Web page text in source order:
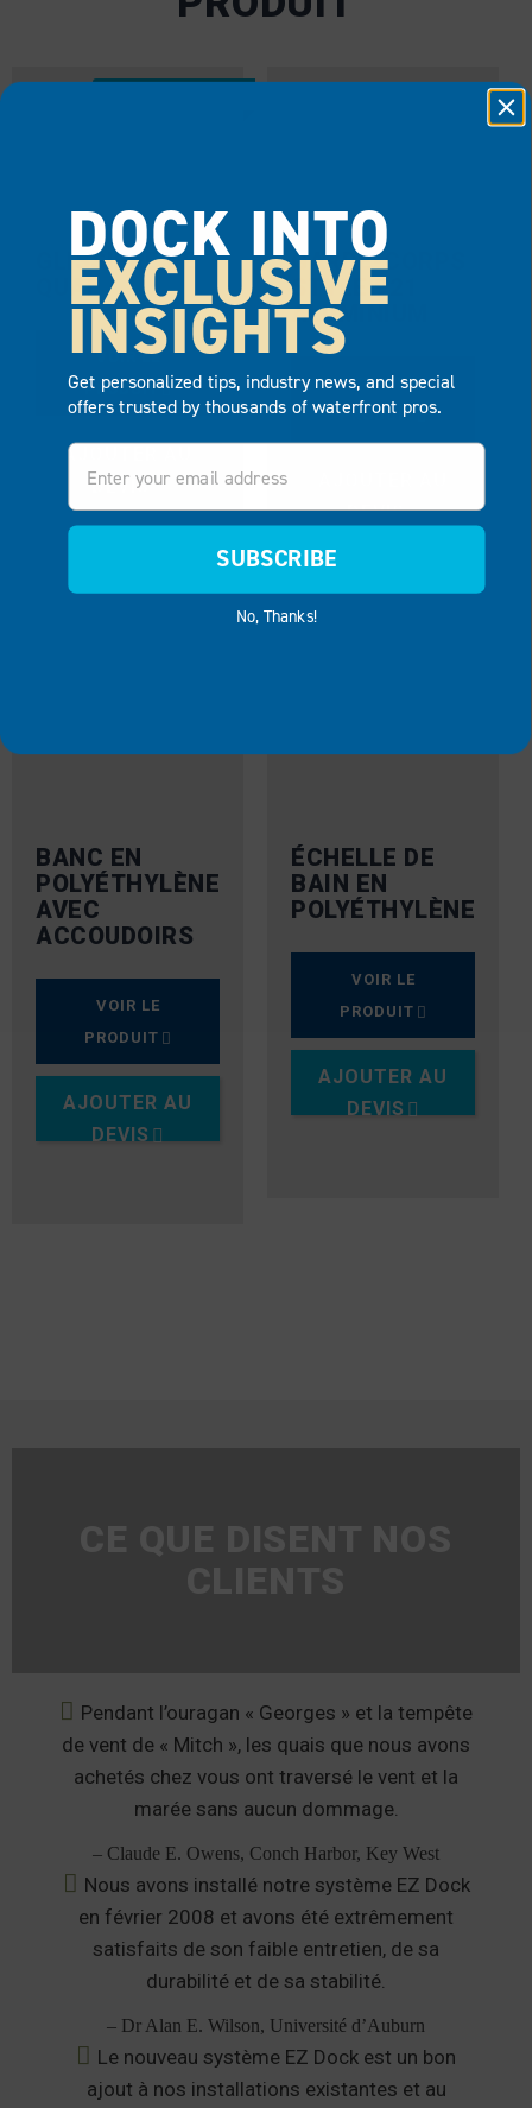
GLISSIÈRE DE
QUAI
VOIR LE
PRODUIT
AJOUTER AU
DEVIS
GARDE-CORPS
STYLE 921
ALUMINIUM
VOIR LE
PRODUIT
DEVIS
BANC EN
POLYÉTHYLÈNE
AVEC
ACCOUDOIRS
VOIR LE
PRODUIT
AJOUTER AU
DEVIS
ÉCHELLE DE
BAIN EN
POLYÉTHYLÈNE
VOIR LE
PRODUIT
AJOUTER AU
DEVIS
Pendant l’ouragan « Georges » et la tempête
de vent de « Mitch », les quais que nous avons
achetés chez vous ont traversé le vent et la
marée sans aucun dommage.
– Claude E. Owens, Conch Harbor, Key West
Nous avons installé notre système EZ Dock
en février 2008 et avons été extrêmement
satisfaits de son faible entretien, de sa
durabilité et de sa stabilité.
– Dr Alan E. Wilson, Université d’Auburn
Le nouveau système EZ Dock est un bon
ajout à nos installations existantes et au
DOCK INTO
EXCLUSIVE
INSIGHTS
Get personalized tips, industry news, and special
offers trusted by thousands of waterfront pros.
Email
SUBSCRIBE
No, Thanks!